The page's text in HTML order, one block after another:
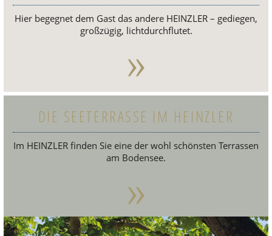
Hier begeg­net dem Gast das andere HEINZ­LER – gedie­gen,
gro­ß­zü­gig, licht­durch­flu­tet.
»
DIE SEETERRASSE IM HEINZLER
Im HEINZ­LER finden Sie eine der wohl schöns­ten Ter­ras­sen
am Boden­see.
»